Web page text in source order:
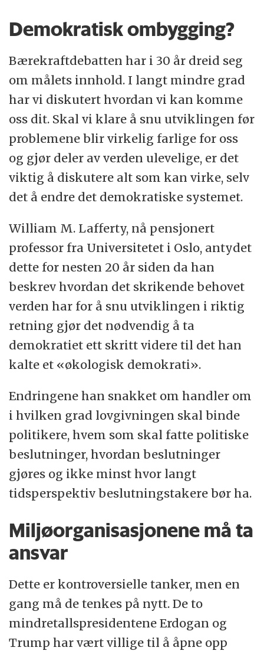
Demokratisk ombygging?
Bærekraftdebatten har i 30 år dreid seg
om målets innhold. I langt mindre grad
har vi diskutert hvordan vi kan komme
oss dit. Skal vi klare å snu utviklingen før
problemene blir virkelig farlige for oss
og gjør deler av verden ulevelige, er det
viktig å diskutere alt som kan virke, selv
det å endre det demokratiske systemet.
William M. Lafferty, nå pensjonert
professor fra Universitetet i Oslo, antydet
dette for nesten 20 år siden da han
beskrev hvordan det skrikende behovet
verden har for å snu utviklingen i riktig
retning gjør det nødvendig å ta
demokratiet ett skritt videre til det han
kalte et «økologisk demokrati».
Endringene han snakket om handler om
i hvilken grad lovgivningen skal binde
politikere, hvem som skal fatte politiske
beslutninger, hvordan beslutninger
gjøres og ikke minst hvor langt
tidsperspektiv beslutningstakere bør ha.
Miljøorganisasjonene må ta
ansvar
Dette er kontroversielle tanker, men en
gang må de tenkes på nytt. De to
mindretallspresidentene Erdogan og
Trump har vært villige til å åpne opp